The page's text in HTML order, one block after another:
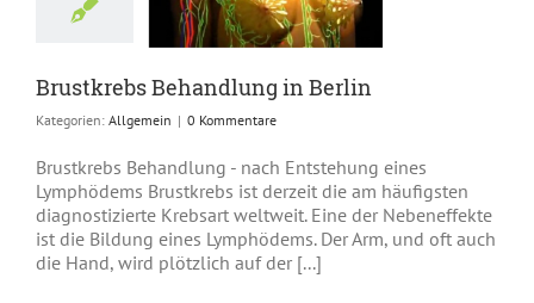
Brustkrebs Behandlung in Berlin
Kategorien: Allgemein | 0 Kommentare
Brustkrebs Behandlung - nach Entstehung eines
Lymphödems Brustkrebs ist derzeit die am häufigsten
diagnostizierte Krebsart weltweit. Eine der Nebeneffekte
ist die Bildung eines Lymphödems. Der Arm, und oft auch
die Hand, wird plötzlich auf der [...]